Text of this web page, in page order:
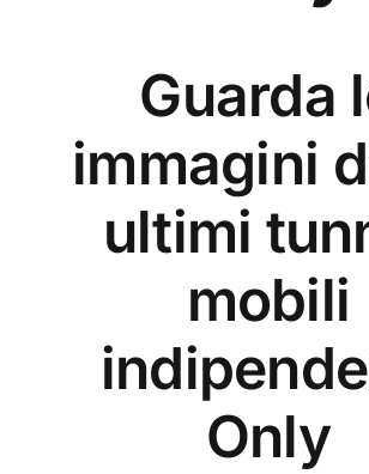
Guarda
immagini
ultimi
mobili
Only